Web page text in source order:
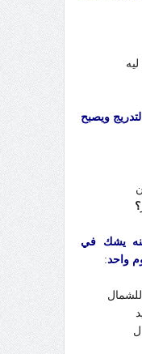
ليه
ويصبح
؟
يشك في
واحد: